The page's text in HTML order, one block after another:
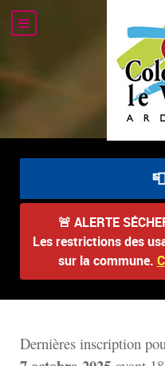
📮
🚨 ALERTE
Les restrictions des
sur la commune.
Dernières inscription